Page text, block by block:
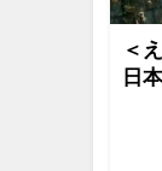
＜
日